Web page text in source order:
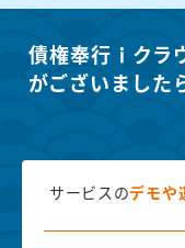
債権奉行ｉクラ
がございました
サービスのデモや